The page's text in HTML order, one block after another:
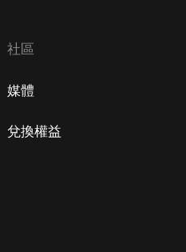
社區
媒體
兌換權益